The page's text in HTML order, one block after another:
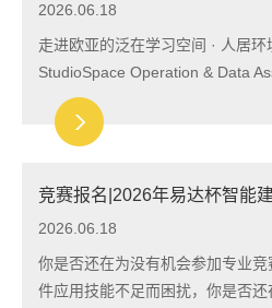
2026.06.18
走进欧亚的泛在学习空间 · 人居
StudioSpace Operation & Data
欧亚的泛在学习空间·人居学院篇
学习空间案例中，虹桥学生中心讲
竞赛报名|2026年易达杯智能
动
2026.06.18
你是否还在为没有机会参加专业
件应用技能不足而困扰，你是否